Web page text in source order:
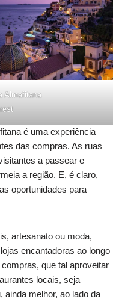
Almafitana
é uma experiência
das compras. As ruas
a passear e
a região. E, é claro,
oportunidades para
artesanato ou moda,
encantadoras ao longo
que tal aproveitar
locais, seja
melhor, ao lado da